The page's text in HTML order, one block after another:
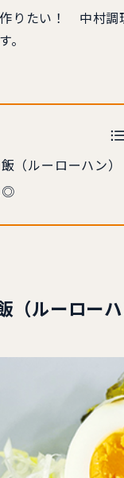
りたい！ 中村調
。
ルーローハン）
◎
ルーローハ